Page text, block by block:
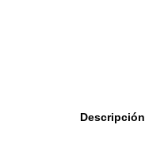
Descripción